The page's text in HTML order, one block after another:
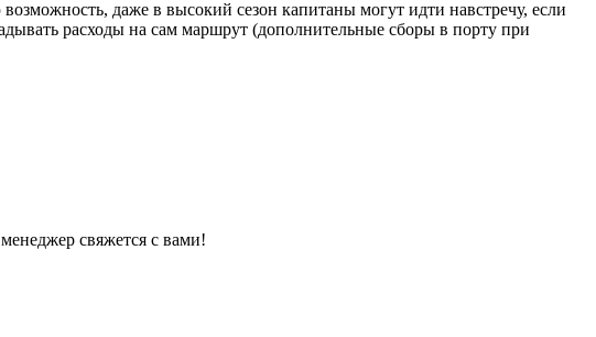
даже в высокий сезон капитаны могут идти навстречу, если
расходы на сам маршрут (дополнительные сборы в порту при
свяжется с вами!